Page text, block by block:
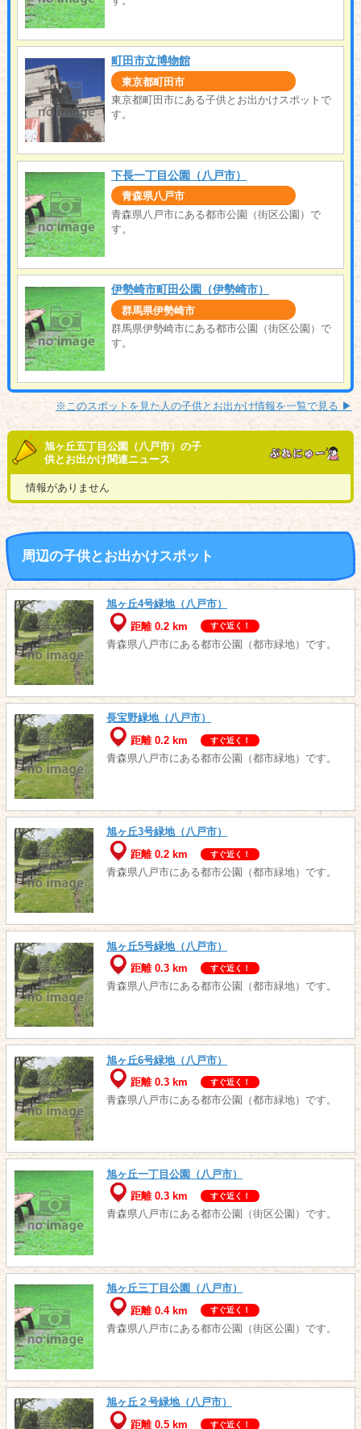
町田市立博物館
東京都町田市
東京都町田市にある子供とお出かけスポットで
す。
下長一丁目公園（八戸市）
青森県八戸市
青森県八戸市にある都市公園（街区公園）で
す。
伊勢崎市町田公園（伊勢崎市）
群馬県伊勢崎市
群馬県伊勢崎市にある都市公園（街区公園）で
す。
※このスポットを見た人の子供とお出かけ情報を一覧で見る ▶︎
旭ヶ丘五丁目公園（八戸市）の子
供とお出かけ関連ニュース
情報がありません
周辺の子供とお出かけスポット
旭ヶ丘4号緑地（八戸市）
距離 0.2 km
すぐ近く！
青森県八戸市にある都市公園（都市緑地）です。
長宝野緑地（八戸市）
距離 0.2 km
すぐ近く！
青森県八戸市にある都市公園（都市緑地）です。
旭ヶ丘3号緑地（八戸市）
距離 0.2 km
すぐ近く！
青森県八戸市にある都市公園（都市緑地）です。
旭ヶ丘5号緑地（八戸市）
距離 0.3 km
すぐ近く！
青森県八戸市にある都市公園（都市緑地）です。
旭ヶ丘6号緑地（八戸市）
距離 0.3 km
すぐ近く！
青森県八戸市にある都市公園（都市緑地）です。
旭ヶ丘一丁目公園（八戸市）
距離 0.3 km
すぐ近く！
青森県八戸市にある都市公園（街区公園）です。
旭ヶ丘三丁目公園（八戸市）
距離 0.4 km
すぐ近く！
青森県八戸市にある都市公園（街区公園）です。
旭ヶ丘２号緑地（八戸市）
距離 0.5 km
すぐ近く！